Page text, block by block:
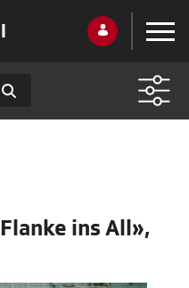
ins All»,